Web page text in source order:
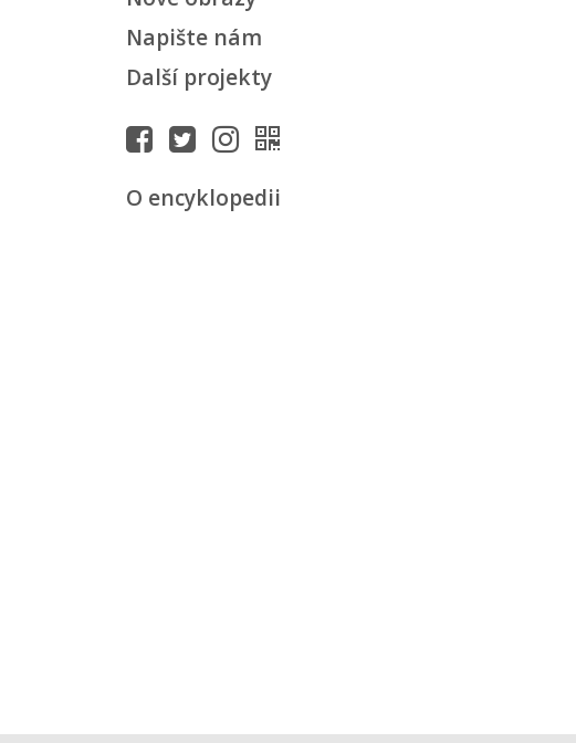
Napište nám
Další projekty
O encyklopedii